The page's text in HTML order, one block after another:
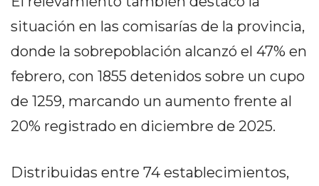
NOTICIAS
ROJAS
VIRTUAL
NOTICIAS
situación en las comisarías de la provincia,
donde la sobrepoblación alcanzó el 47% en
febrero, con 1855 detenidos sobre un cupo
de 1259, marcando un aumento frente al
20% registrado en diciembre de 2025.
Distribuidas entre 74 establecimientos,